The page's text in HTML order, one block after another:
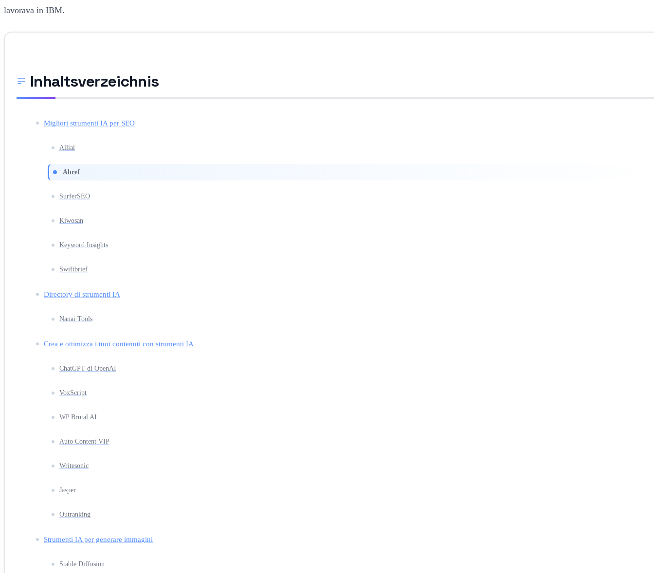
lavorava in IBM.
Inhaltsverzeichnis
Migliori strumenti IA per SEO
Alliai
Ahref
SurferSEO
Kiwosan
Keyword Insights
Swiftbrief
Directory di strumenti IA
Nanai Tools
Crea e ottimizza i tuoi contenuti con strumenti IA
ChatGPT di OpenAI
VoxScript
WP Brutal AI
Auto Content VIP
Writesonic
Jasper
Outranking
Strumenti IA per generare immagini
Stable Diffusion